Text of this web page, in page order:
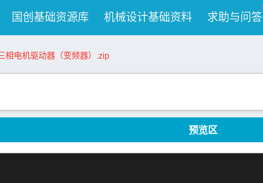
国创基础资源库 机械设计基础资料 求助与问答
相电机驱动器（变频器）.zip
预览区